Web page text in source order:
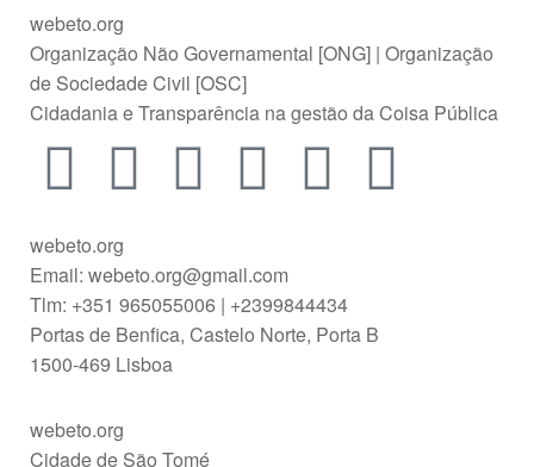
A
webeto.org
Organização Não Governamental [ONG] | Organização
de Sociedade Civil [OSC]
Cidadania e Transparência na gestão da Coisa Pública
webeto.org
Email: webeto.org@gmail.com
Tlm: +351 965055006 | +2399844434
Portas de Benfica, Castelo Norte, Porta B
1500-469 Lisboa
webeto.org
Cidade de São Tomé